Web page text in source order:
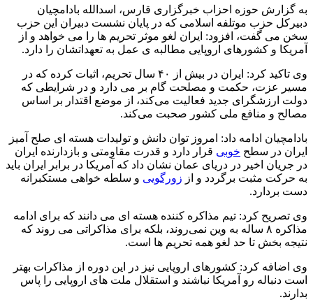
به گزارش حوزه احزاب خبرگزاری قارس، اسدالله بادامچیان
دبیرکل حزب موتلفه اسلامی که در پایان نشست دبیران این حزب
سخن می گفت، افزود: ایران لغو موثر تحریم ها را می خواهد و از
آمریکا و کشورهای اروپایی مطالبه ی عمل به تعهداتشان را دارد.
وی تاکید کرد: ایران در بیش از ۴۰ سال تحریم، اثبات کرده که در
مسیر عزت، حکمت و مصلحت گام بر می دارد و در شرایطی که
دولت ارزشگرای جدید فعالیت می‌کند، از موضع اقتدار بر اساس
مصالح و منافع ملی کشور صحبت می‌کند.
بادامچیان ادامه داد: امروز توان دانش و تولیدات هسته ای صلح آمیز
ایران در سطح خوبی قرار دارد و قدرت مقاومتی و بازدارنده ایران
در جریان اخیر در دریای عمان نشان داد که آمریکا در برابر ایران باید
به حرکت مثبت برگردد و از زورگویی و سلطه خواهی مستکبرانه
دست بردارد.
وی تصریح کرد: تیم مذاکره کننده هسته ای می دانند که برای ادامه
مذاکره ۸ ساله به وین نمی‌روند، بلکه برای مذاکراتی می روند که
نتیجه بخش تا حد لغو همه تحریم ها است.
وی اضافه کرد: کشورهای اروپایی نیز در این دوره از مذاکرات بهتر
است دنباله رو آمریکا نباشند و استقلال ملت های اروپایی را پاس
بدارند.